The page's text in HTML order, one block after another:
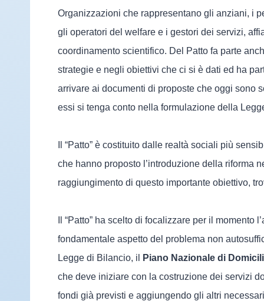
Organizzazioni che rappresentano gli anziani, i
gli operatori del welfare e i gestori dei servizi,
coordinamento scientifico. Del Patto fa parte
strategie e negli obiettivi che ci si è dati ed ha
arrivare ai documenti di proposte che oggi sono
essi si tenga conto nella formulazione della
Il “Patto” è costituito dalle realtà sociali più
che hanno proposto l’introduzione della riforma
raggiungimento di questo importante obiettivo,
Il “Patto” ha scelto di focalizzare per il
fondamentale aspetto del problema non
Legge di Bilancio, il
Piano Nazionale di
che deve iniziare con la costruzione dei servizi
fondi già previsti e aggiungendo gli altri